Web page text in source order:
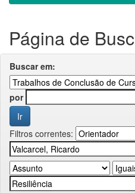
Página de
Buscar em:
por
Filtros correntes: